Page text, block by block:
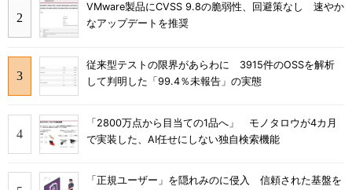
VMware製品にCVSS 9.8の脆弱性、回避策なし 速やか
なアップデートを推奨
従来型テストの限界があらわに 3915件のOSSを解析
して判明した「99.4％未報告」の実態
「2800万点から目当ての1品へ」 モノタロウが4カ月
で実装した、AI任せにしない独自検索機能
「正規ユーザー」を隠れみのに侵入 信頼された基盤を